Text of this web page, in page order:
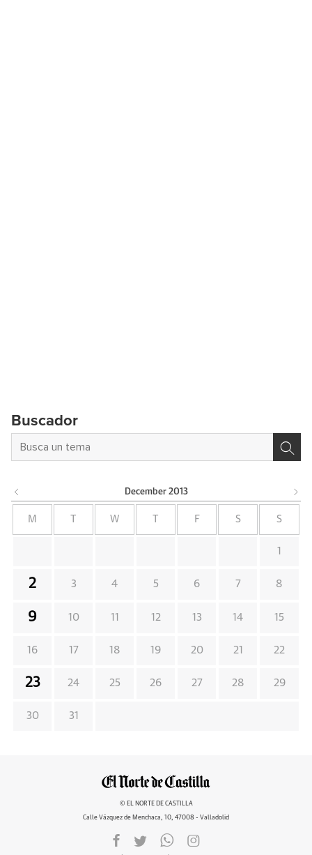
Buscador
December 2013
M W F S S
1
2 3 4 5 6 7 8
9 10 11 12 13 14 15
16 17 18 19 20 21 22
23 24 25 26 27 28 29
30 31
© EL NORTE DE CASTILLA
Calle Vázquez de Menchaca, 10, 47008 - Valladolid